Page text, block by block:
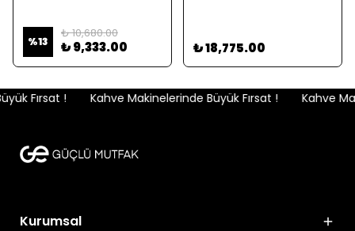
%13
₺ 10,680.00
₺ 9,333.00 ₺ 18,775.00
Fırsat ! Kahve Makinelerinde Büyük Fırsat ! Kahve
Kurumsal